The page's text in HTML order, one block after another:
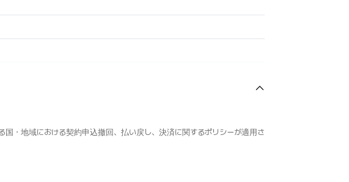
・地域における契約申込撤回、払い戻し、決済に関するポリシーが適用さ